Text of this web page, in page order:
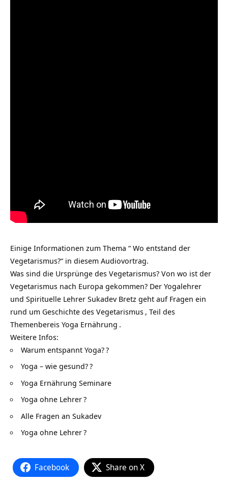
Einige Informationen zum Thema “ Wo entstand der
Vegetarismus?“ in diesem Audiovortrag.
Was sind die Ursprünge des Vegetarismus? Von wo ist der
Vegetarismus nach Europa gekommen? Der Yogalehrer
und Spirituelle Lehrer Sukadev Bretz geht auf Fragen ein
rund um Geschichte des Vegetarismus , Teil des
Themenbereis Yoga Ernährung .
Weitere Infos:
Warum entspannt Yoga??
Yoga – wie gesund??
Yoga Ernährung Seminare
Yoga ohne Lehrer?
Alle Fragen an Sukadev
Yoga ohne Lehrer?
Facebook Share on X